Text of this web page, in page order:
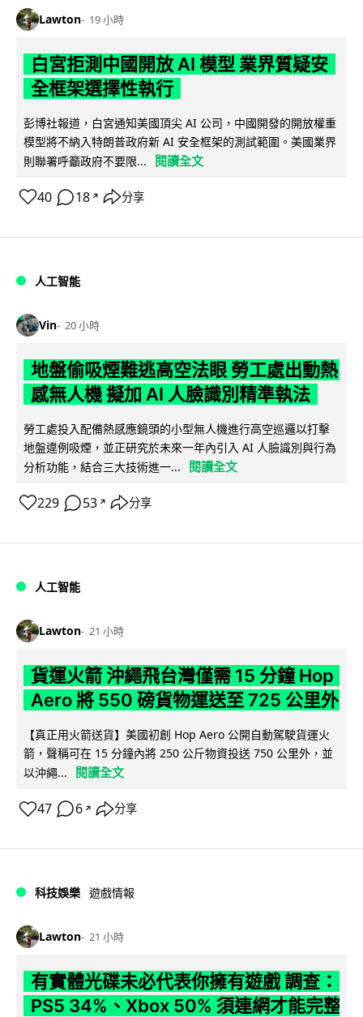
Lawton 19 小時
白宮拒測中國開放 AI 模型 業界質疑安
全框架選擇性執行
彭博社報道，白宮通知美國頂尖 AI 公司，中國開發的開放權重
模型將不納入特朗普政府新 AI 安全框架的測試範圍。美國業界
則聯署呼籲政府不要限...
閱讀全文
40 18 ↗ 分享
人工智能
Vin 20 小時
地盤偷吸煙難逃高空法眼 勞工處出動熱
感無人機 擬加 AI 人臉識別精準執法
勞工處投入配備熱感應鏡頭的小型無人機進行高空巡邏以打擊
地盤違例吸煙，並正研究於未來一年內引入 AI 人臉識別與行為
分析功能，結合三大技術進一...
閱讀全文
229 53 ↗ 分享
人工智能
Lawton 21 小時
貨運火箭 沖繩飛台灣僅需 15 分鐘 Hop
Aero 將 550 磅貨物運送至 725 公里外
【真正用火箭送貨】美國初創 Hop Aero 公開自動駕駛貨運火
箭，聲稱可在 15 分鐘內將 250 公斤物資投送 750 公里外，並
以沖繩...
閱讀全文
47 6 ↗ 分享
科技娛樂 遊戲情報
Lawton 21 小時
有實體光碟未必代表你擁有遊戲 調查：
PS5 34%、Xbox 50% 須連網才能完整